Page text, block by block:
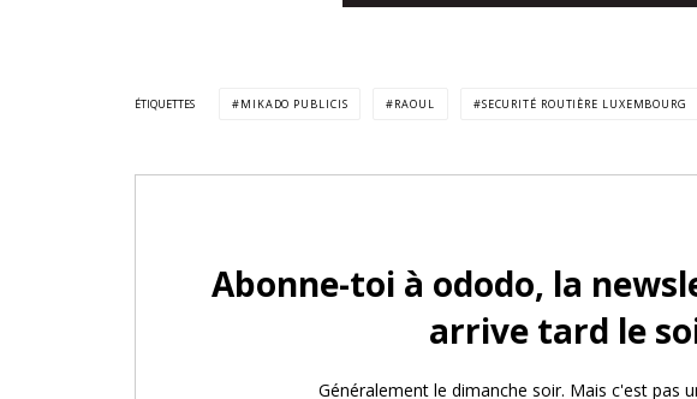
ÉTIQUETTES MIKADO PUBLICIS RAOUL SECURITÉ ROUTIÈRE LUXEMBOURG